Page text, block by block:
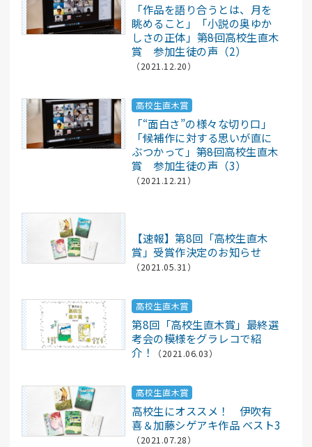
「作品を語り合うとは、月を
眺めること」「小説の奥ゆか
しさの正体」――第8回高校生直木
賞 参加生徒の声（2）
（2021.12.20）
高校生直木賞
「“面白さ”の様々な切り口」
「候補作に対する思いが直に
ぶつかって」――第8回高校生直木
賞 参加生徒の声（3）
（2021.12.21）
【速報】第8回「高校生直木
賞」受賞作決定のお知らせ
（2021.05.31）
高校生直木賞
第8回「高校生直木賞」最終選
考会の模様をグラレコで紹
介！
（2021.06.03）
高校生直木賞
高校生にオススメ！ 伊吹有
喜＆加藤シゲアキ作品 ベスト3
（2021.07.28）